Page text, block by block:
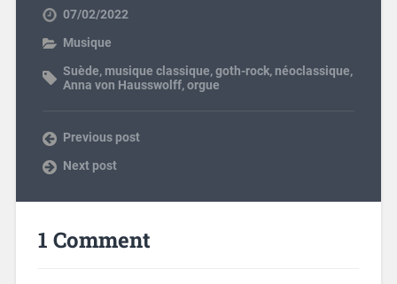
07/02/2022
Musique
Suède, musique classique,goth-rock,néoclassique,
Anna von Hausswolff,orgue
Previous post
Next post
1 Comment